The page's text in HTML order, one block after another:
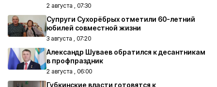
2 августа , 07:30
Супруги Сухорёбрых отметили 60-летний
юбилей совместной жизни
3 августа , 07:20
Александр Шуваев обратился к десантникам
в профпраздник
2 августа , 06:00
Губкинские власти готовятся к